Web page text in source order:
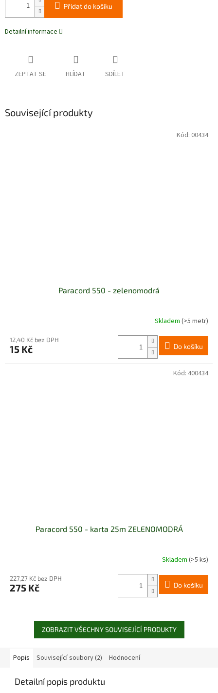
Přidat do košíku
Detailní informace
ZEPTAT SE HLÍDAT SDÍLET
Související produkty
Paracord 550 - zelenomodrá
produktu
je
Skladem(>5 metr)
12,40 Kč bez DPH
15 Kč Do košíku
Kód: 00434
Paracord 550 - karta 25m ZELENOMODRÁ
Skladem (>5 ks)
227,27 Kč bez DPH
275 Kč Do košíku
Kód: 400434
ZOBRAZIT VŠECHNY SOUVISEJÍCÍ PRODUKTY
Popis Související soubory (2) Hodnocení
Detailní popis produktu